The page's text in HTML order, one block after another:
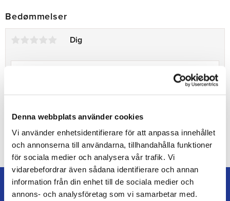
Denna webbplats använder cookies
Vi använder enhetsidentifierare för att anpassa innehållet
och annonserna till användarna, tillhandahålla funktioner
för sociala medier och analysera vår trafik. Vi
vidarebefordrar även sådana identifierare och annan
information från din enhet till de sociala medier och
annons- och analysföretag som vi samarbetar med.
Bedømmelser
Dig